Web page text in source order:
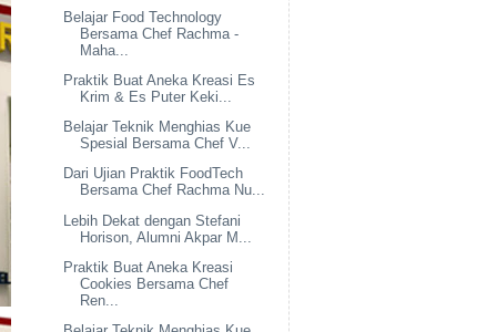
Belajar Food Technology
Bersama Chef Rachma -
Maha...
Praktik Buat Aneka Kreasi Es
Krim & Es Puter Keki...
Belajar Teknik Menghias Kue
Spesial Bersama Chef V...
Dari Ujian Praktik FoodTech
Bersama Chef Rachma Nu...
Lebih Dekat dengan Stefani
Horison, Alumni Akpar M...
Praktik Buat Aneka Kreasi
Cookies Bersama Chef
Ren...